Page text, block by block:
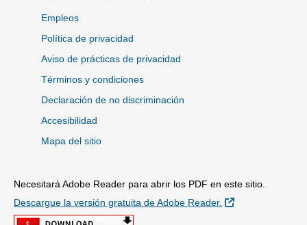
Empleos
Política de privacidad
Aviso de prácticas de privacidad
Términos y condiciones
Declaración de no discriminación
Accesibilidad
Mapa del sitio
Necesitará Adobe Reader para abrir los PDF en este sitio.
Descargue la versión gratuita de Adobe Reader.
Sitio Externo